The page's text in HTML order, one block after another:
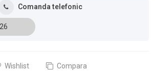
Comanda telefonic
Wishlist Compara